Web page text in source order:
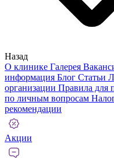
Назад
О клинике Галерея
информация Блог Статьи
организации Правила для
по личным вопросам
рекомендации
Акции